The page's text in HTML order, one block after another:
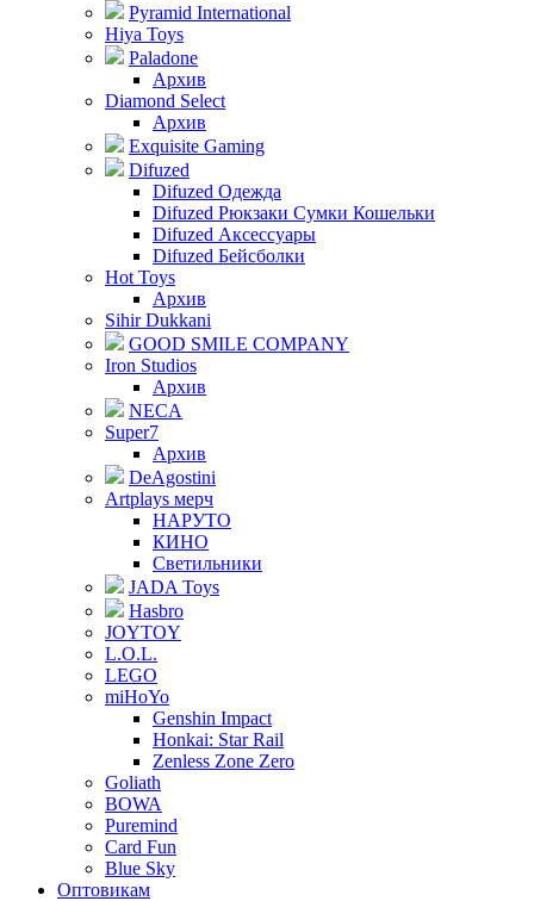
Pyramid International
Hiya Toys
Paladone
Архив
Diamond Select
Архив
Exquisite Gaming
Difuzed
Difuzed Одежда
Difuzed Рюкзаки Сумки Кошельки
Difuzed Аксессуары
Difuzed Бейсболки
Hot Toys
Архив
Sihir Dukkani
GOOD SMILE COMPANY
Iron Studios
Архив
NECA
Super7
Архив
DeAgostini
Artplays мерч
НАРУТО
КИНО
Светильники
JADA Toys
Hasbro
JOYTOY
L.O.L.
LEGO
miHoYo
Genshin Impact
Honkai: Star Rail
Zenless Zone Zero
Goliath
BOWA
Puremind
Card Fun
Blue Sky
Оптовикам